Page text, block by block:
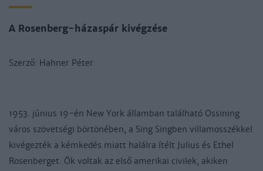
A Rosenberg-házaspár kivégzése
Szerző: Hahner Péter
1953. június 19-én New York államban található Ossining
város szövetségi börtönében, a Sing Singben villamosszékkel
kivégezték a kémkedés miatt halálra ítélt Julius és Ethel
Rosenberget. Ők voltak az első amerikai civilek, akiken